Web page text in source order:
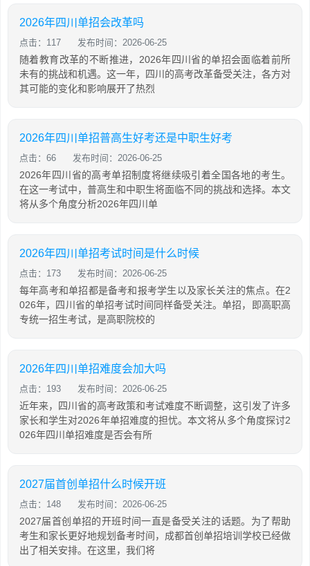
2026年四川单招会改革吗
点击：117 发布时间：2026-06-25
随着教育改革的不断推进，2026年四川省的单招会面临着前所
未有的挑战和机遇。这一年，四川的高考改革备受关注，各方对
其可能的变化和影响展开了热烈
2026年四川单招普高生好考还是中职生好考
点击：66 发布时间：2026-06-25
2026年四川省的高考单招制度将继续吸引着全国各地的考生。
在这一考试中，普高生和中职生将面临不同的挑战和选择。本文
将从多个角度分析2026年四川单
2026年四川单招考试时间是什么时候
点击：173 发布时间：2026-06-25
每年高考和单招都是备考和报考学生以及家长关注的焦点。在2
026年，四川省的单招考试时间同样备受关注。单招，即高职高
专统一招生考试，是高职院校的
2026年四川单招难度会加大吗
点击：193 发布时间：2026-06-25
近年来，四川省的高考政策和考试难度不断调整，这引发了许多
家长和学生对2026年单招难度的担忧。本文将从多个角度探讨2
026年四川单招难度是否会有所
2027届首创单招什么时候开班
点击：148 发布时间：2026-06-25
2027届首创单招的开班时间一直是备受关注的话题。为了帮助
考生和家长更好地规划备考时间，成都首创单招培训学校已经做
出了相关安排。在这里，我们将